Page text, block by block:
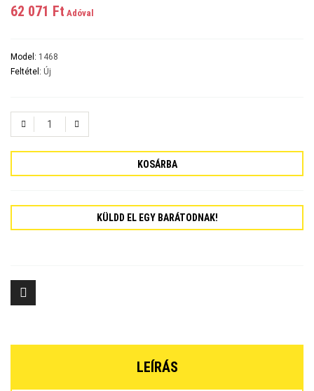
62 071 Ft‎ Adóval
Model: 1468
Feltétel: Új
KOSÁRBA
KÜLDD EL EGY BARÁTODNAK!
LEÍRÁS